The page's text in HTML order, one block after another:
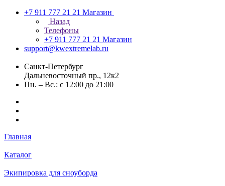
+7 911 777 21 21 Магазин
Назад
Телефоны
+7 911 777 21 21 Магазин
support@kwextremelab.ru
Санкт-Петербург
Дальневосточный пр., 12к2
Пн. – Вс.: с 12:00 до 21:00
Главная
Каталог
Экипировка для сноуборда